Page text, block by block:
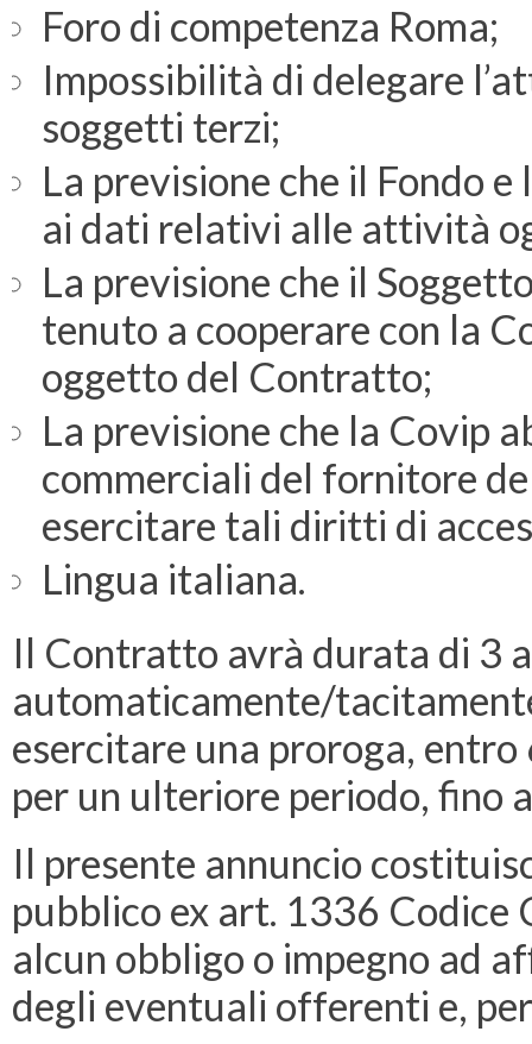
Foro di competenza Roma;
Impossibilità di delegare
soggetti terzi;
La previsione che il Fondo
ai dati relativi alle attività
La previsione che il
tenuto a cooperare con la
oggetto del Contratto;
La previsione che la Covip
commerciali del fornitore
esercitare tali diritti di
Lingua italiana.
Il Contratto avrà durata di 3
automaticamente/
esercitare una proroga,
per un ulteriore periodo, fino
Il presente annuncio
pubblico ex art. 1336 Codice
alcun obbligo o impegno ad
degli eventuali offerenti e,